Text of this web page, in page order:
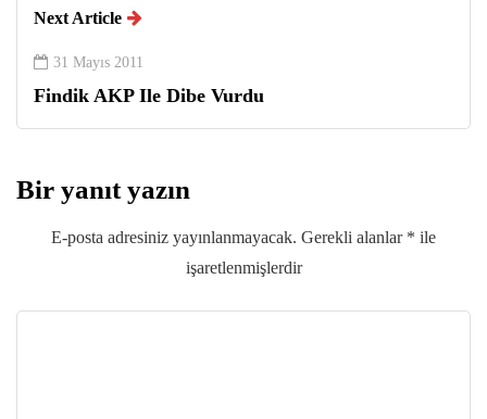
Next Article
31 Mayıs 2011
Findik AKP Ile Dibe Vurdu
Bir yanıt yazın
E-posta adresiniz yayınlanmayacak. Gerekli alanlar * ile
işaretlenmişlerdir